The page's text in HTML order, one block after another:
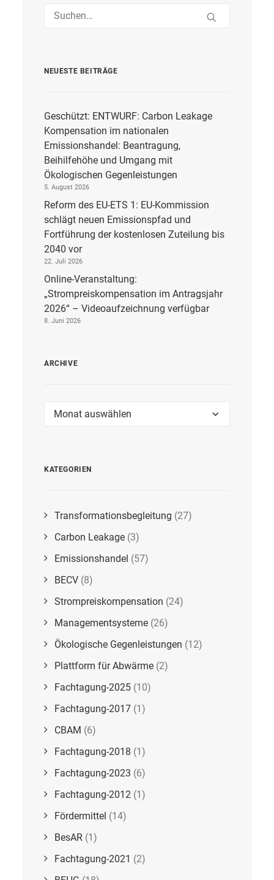
NEUESTE BEITRÄGE
Geschützt: ENTWURF: Carbon Leakage
Kompensation im nationalen
Emissionshandel: Beantragung,
Beihilfehöhe und Umgang mit
Ökologischen Gegenleistungen
5. August 2026
Reform des EU-ETS 1: EU-Kommission
schlägt neuen Emissionspfad und
Fortführung der kostenlosen Zuteilung bis
2040 vor
22. Juli 2026
Online-Veranstaltung:
„Strompreiskompensation im Antragsjahr
2026“ – Videoaufzeichnung verfügbar
8. Juni 2026
ARCHIVE
Archive
KATEGORIEN
Transformationsbegleitung (27)
Carbon Leakage (3)
Emissionshandel (57)
BECV (8)
Strompreiskompensation (24)
Managementsysteme (26)
Ökologische Gegenleistungen (12)
Plattform für Abwärme (2)
Fachtagung-2025 (10)
Fachtagung-2017 (1)
CBAM (6)
Fachtagung-2018 (1)
Fachtagung-2023 (6)
Fachtagung-2012 (1)
Fördermittel (14)
BesAR (1)
Fachtagung-2021 (2)